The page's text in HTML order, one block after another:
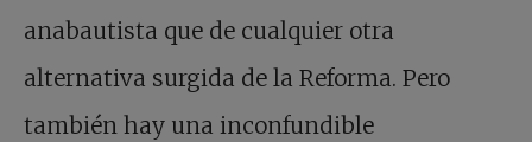
anabautista que de cualquier otra
alternativa surgida de la Reforma. Pero
también hay una inconfundible